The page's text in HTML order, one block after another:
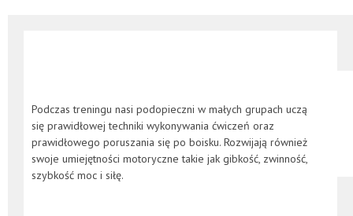
Podczas treningu nasi podopieczni w małych grupach uczą
się prawidłowej techniki wykonywania ćwiczeń oraz
prawidłowego poruszania się po boisku. Rozwijają również
swoje umiejętności motoryczne takie jak gibkość, zwinność,
szybkość moc i siłę.